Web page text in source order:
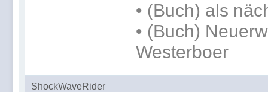
• (Buch) als
• (Buch)
Westerboer
ShockWaveRider